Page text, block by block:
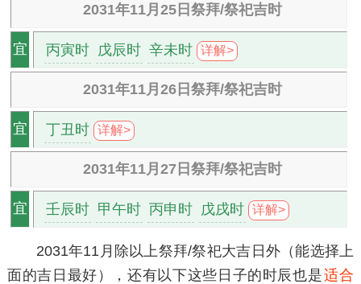
2031年11月25日祭拜/祭祀吉时
宜 丙寅时 戊辰时 辛未时 详解>
2031年11月26日祭拜/祭祀吉时
宜 丁丑时 详解>
2031年11月27日祭拜/祭祀吉时
宜 壬辰时 甲午时 丙申时 戊戌时 详解>
2031年11月除以上祭拜/祭祀大吉日外（能选择上
面的吉日最好），还有以下这些日子的时辰也是适合